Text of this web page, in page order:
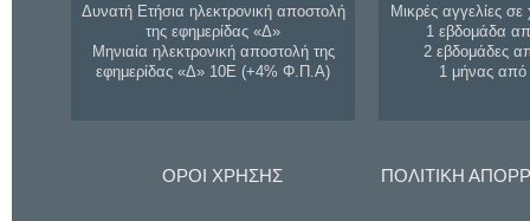
Δυνατή Ετήσια ηλεκτρονική αποστολή
της εφημερίδας «Δ»
Μηνιαία ηλεκτρονική αποστολή της
εφημερίδας «Δ» 10Ε (+4% Φ.Π.Α)
Μικρές αγγελίες σε
1 εβδομάδα
2 εβδομάδες
1 μήνας
ΟΡΟΙ ΧΡΗΣΗΣ ΠΟΛΙΤΙΚΗ